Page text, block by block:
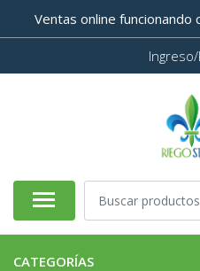
Ventas online funcionando
CATEGORÍAS